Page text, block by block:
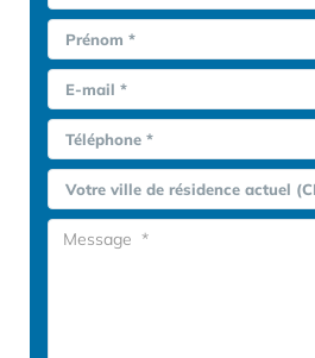
Prénom *
E-mail *
Téléphone *
Votre ville de résidence actuel